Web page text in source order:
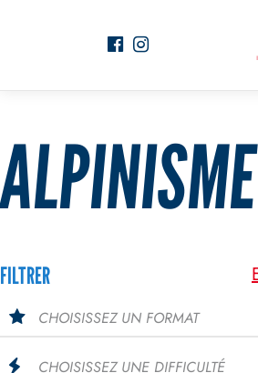
FILTRER
CHOISISSEZ UN FORMAT
CHOISISSEZ UNE DIFFICULTÉ